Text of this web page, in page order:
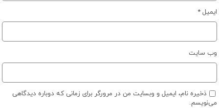
ایمیل*
وب‌ سایت
ذخیره نام، ایمیل و وبسایت من در مرورگر برای زمانی که دوباره دیدگاهی
می‌نویسم.